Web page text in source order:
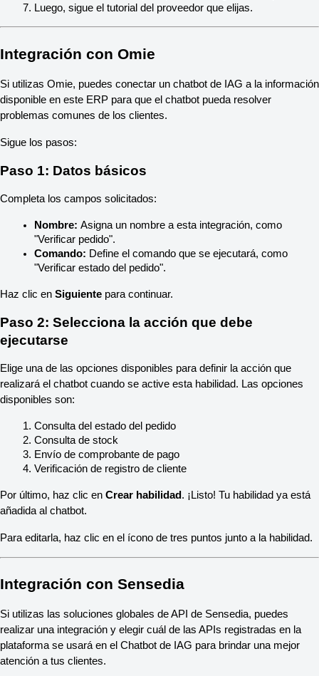
Luego, sigue el tutorial del proveedor que elijas.
Integración con Omie
Si utilizas Omie, puedes conectar un chatbot de IAG a la información
disponible en este ERP para que el chatbot pueda resolver
problemas comunes de los clientes.
Sigue los pasos:
Paso 1: Datos básicos
Completa los campos solicitados:
Nombre: Asigna un nombre a esta integración, como
"Verificar pedido".
Comando: Define el comando que se ejecutará, como
"Verificar estado del pedido".
Haz clic en Siguiente para continuar.
Paso 2: Selecciona la acción que debe
ejecutarse
Elige una de las opciones disponibles para definir la acción que
realizará el chatbot cuando se active esta habilidad. Las opciones
disponibles son:
Consulta del estado del pedido
Consulta de stock
Envío de comprobante de pago
Verificación de registro de cliente
Por último, haz clic en Crear habilidad . ¡Listo! Tu habilidad ya está
añadida al chatbot.
Para editarla, haz clic en el ícono de tres puntos junto a la habilidad.
Integración con Sensedia
Si utilizas las soluciones globales de API de Sensedia, puedes
realizar una integración y elegir cuál de las APIs registradas en la
plataforma se usará en el Chatbot de IAG para brindar una mejor
atención a tus clientes.